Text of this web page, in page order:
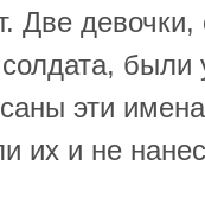
Две девочки,
были
эти
их и не